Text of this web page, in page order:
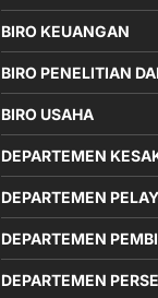
BIRO KEUANGAN
BIRO PENELITIAN
BIRO USAHA
DEPARTEMEN
DEPARTEMEN
DEPARTEMEN
DEPARTEMEN